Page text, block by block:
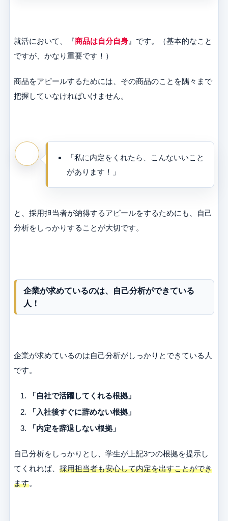
就活において、『商品は自分自身 』です。（基本的なこと
ですが、かなり重要です！）
商品をアピールするためには、その商品のことを隅々まで
把握していなければいけません。
「私に内定をくれたら、こんないいこと
があります！」
と、採用担当者が納得するアピールをするためにも、自己
分析をしっかりすることが大切です。
企業が求めているのは、自己分析ができている
人！
企業が求めているのは自己分析がしっかりとできている人
です。
「自社で活躍してくれる根拠」
「入社後すぐに辞めない根拠」
「内定を辞退しない根拠」
自己分析をしっかりとし、学生が上記3つの根拠を提示し
てくれれば、 採用担当者も安心して内定を出すことができ
ます。